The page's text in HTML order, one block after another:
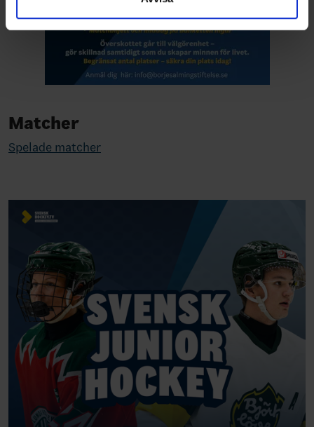
Matcher
Spelade matcher